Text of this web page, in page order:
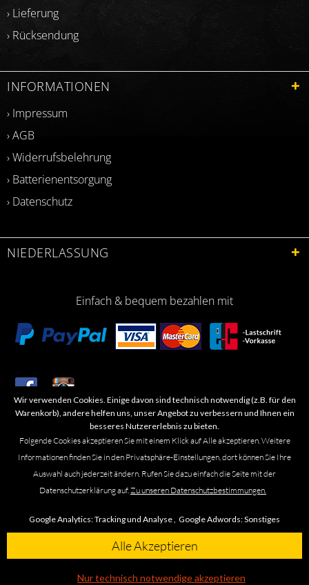
› Lieferung
› Rücksendung
INFORMATIONEN
› Impressum
› AGB
› Widerrufsbelehrung
› Batterienentsorgung
› Datenschutz
NIEDERLASSUNG
Einfach & bequem bezahlen mit
​Letzte Aktualisierung: 06.2026
Marken- oder Warenzeichen werden in der Regel nicht als solche kenntlich
gemacht. Das Fehlen einer solchen Kennzeichnung bedeutet nicht, dass es
handelt. Alle genannten Marken, Logos, Symbole, Bilder, Designs, Produkt-
und Unternehmensbezeichnungen sind Urheber-, Marken- und
Designrechte des jeweiligen Eigentümers. Die Marke Omega führen wir
ausschließlich in unseren Ladengeschäften in Braunschweig, Leipzig und
Wir verwenden Cookies. Einige davon sind technisch notwendig (z.B. für den
Warenkorb), andere helfen uns, unser Angebot zu verbessern und Ihnen ein
besseres Nutzererlebnis zu bieten.
Folgende Cookies akzeptieren Sie mit einem Klick auf Alle akzeptieren. Weitere
Informationen finden Sie in den Privatsphäre-Einstellungen, dort können Sie Ihre
Auswahl auch jederzeit ändern. Rufen Sie dazu einfach die Seite mit der
Datenschutzerklärung auf.Zu unseren Datenschutzbestimmungen.
Google Analytics:Tracking und Analyse , Google Adwords:Sonstiges
Nur technisch notwendige akzeptieren
Alle Akzeptieren